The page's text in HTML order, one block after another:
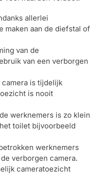
allerlei
maken aan de diefstal of
van de
van een verborgen
is tijdelijk
is nooit
werknemers is zo klein
toilet bijvoorbeeld
werknemers
verborgen camera.
cameratoezicht